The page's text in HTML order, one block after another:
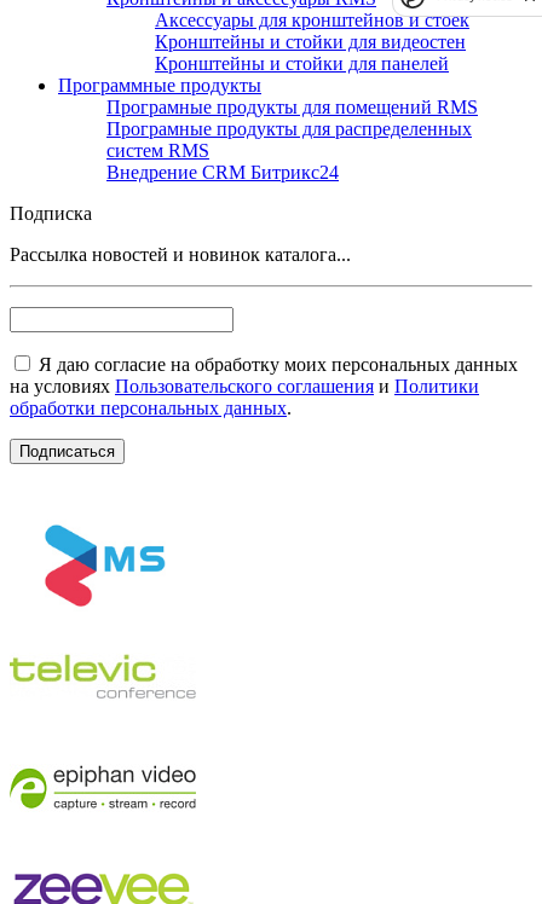
Аксессуары для кронштейнов и стоек
Кронштейны и стойки для видеостен
Кронштейны и стойки для панелей
Программные продукты
Програмные продукты для помещений RMS
Програмные продукты для распределенных
систем RMS
Внедрение CRM Битрикс24
Подписка
Рассылка новостей и новинок каталога...
Я даю согласие на обработку моих персональных данных
на условиях Пользовательского соглашения и Политики
обработки персональных данных.